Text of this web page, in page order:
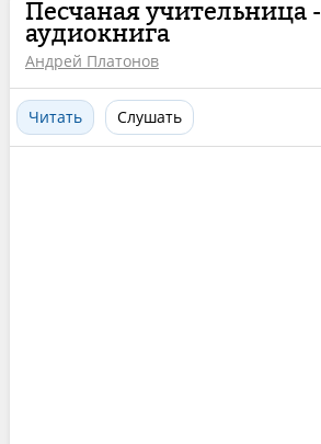
Песчаная учительница -
аудиокнига
Андрей Платонов
Читать Слушать